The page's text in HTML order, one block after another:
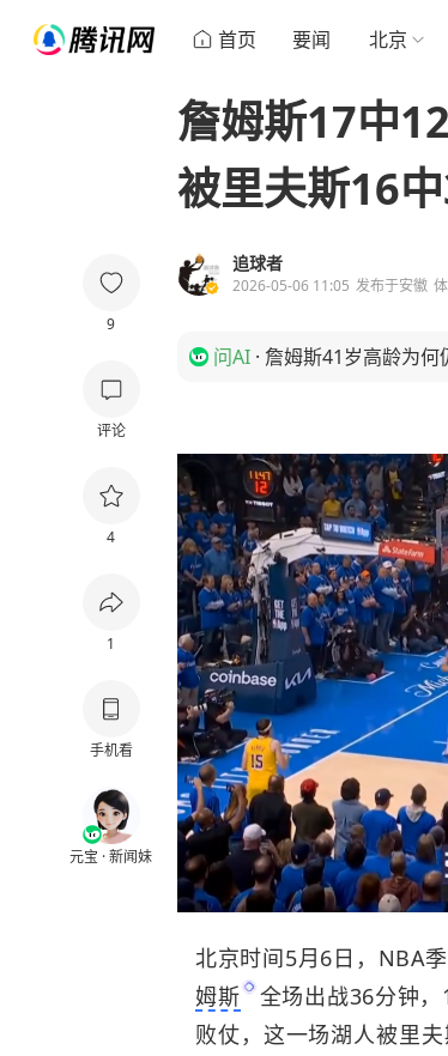
首页 要闻 北京
9
评论
4
1
手机看
元宝 · 新闻妹
詹姆斯17中
被里夫斯16
追球者
2026-05-06 11:05 发布于安徽
问AI · 詹姆斯41岁高龄为何
北京时间5月6日，NBA
姆斯
全场出战36分钟
败仗，这一场湖人被里